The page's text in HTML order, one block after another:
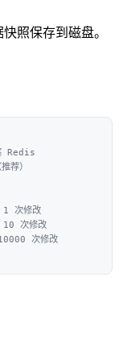
照保存到磁盘。